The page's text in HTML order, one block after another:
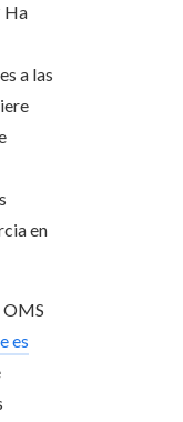
Ha
a las
en
OMS
es